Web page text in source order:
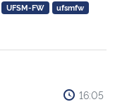
UFSM-FW ufsmfw
16:05